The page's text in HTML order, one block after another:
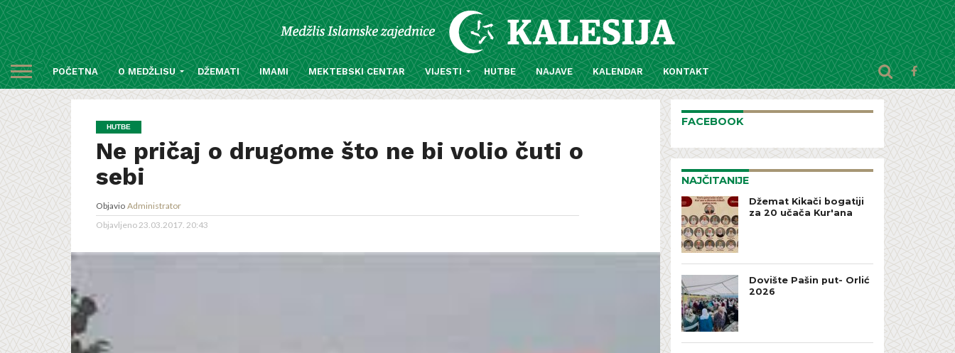
POČETNA O MEDŽLISU DŽEMATI IMAMI MEKTEBSKI CENTAR VIJESTI HUTBE NAJAVE KALENDAR KONTAKT
HUTBE
Ne pričaj o drugome što ne bi volio čuti o
sebi
Objavio Administrator
Objavljeno23.03.2017. 20:43
FACEBOOK
NAJČITANIJE
Džemat Kikači bogatiji
za 20 učača Kur'ana
Dovište Pašin put- Orlić
2026